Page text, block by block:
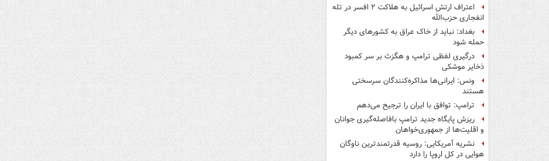
اعتراف ارتش اسرائیل به هلاکت ۲ افسر در تله
انفجاری حزب‌الله
بغداد: نباید از خاک عراق به کشورهای دیگر
حمله شود
درگیری لفظی ترامپ و هگزث بر سر کمبود
ذخایر موشکی
ونس: ایرانی‌ها مذاکره‌کنندگان سرسختی
هستند
ترامپ: توافق با ایران را ترجیح می‌دهم
ریزش پایگاه جدید ترامپ بافاصله‌گیری جوانان
و اقلیت‌ها از جمهوری‌خواهان
نشریه آمریکایی: روسیه قدرتمندترین ناوگان
هوایی در کل اروپا را دارد